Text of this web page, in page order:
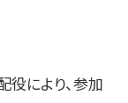
役により、参加